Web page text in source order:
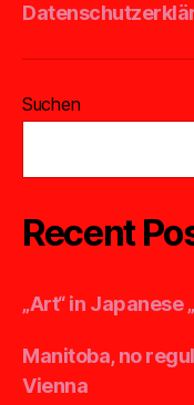
Suchen
Recent
„Art“ in Japanese
Manitoba, no
Vienna